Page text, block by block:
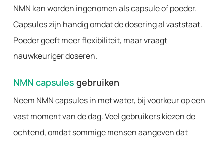
NMN kan worden ingenomen als capsule of poeder.
Capsules zijn handig omdat de dosering al vaststaat.
Poeder geeft meer flexibiliteit, maar vraagt
nauwkeuriger doseren.
NMN capsules gebruiken
Neem NMN capsules in met water, bij voorkeur op een
vast moment van de dag. Veel gebruikers kiezen de
ochtend, omdat sommige mensen aangeven dat